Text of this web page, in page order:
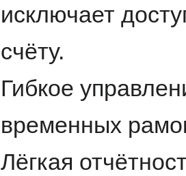
исключает
счёту.
Гибкое
временных
Лёгкая